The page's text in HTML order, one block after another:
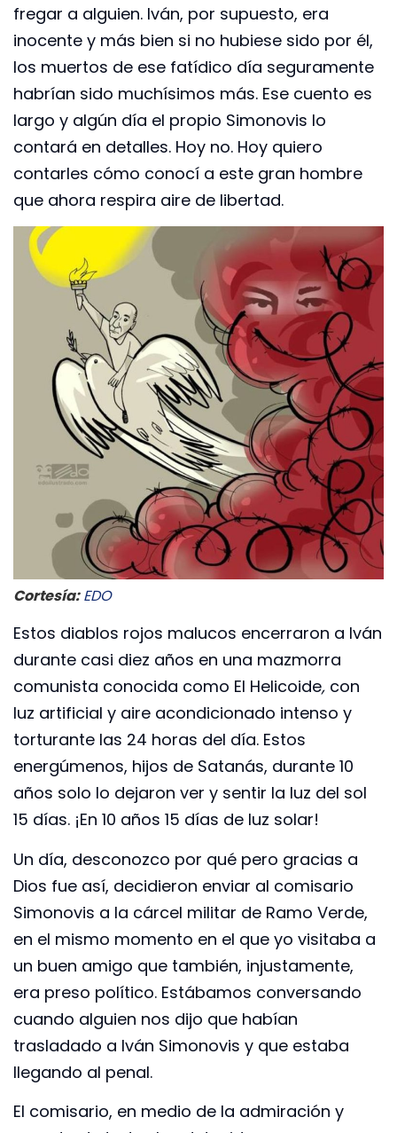
fregar a alguien. Iván, por supuesto, era
inocente y más bien si no hubiese sido por él,
los muertos de ese fatídico día seguramente
habrían sido muchísimos más. Ese cuento es
largo y algún día el propio Simonovis lo
contará en detalles. Hoy no. Hoy quiero
contarles cómo conocí a este gran hombre
que ahora respira aire de libertad.
Cortesía: EDO
Estos diablos rojos malucos encerraron a Iván
durante casi diez años en una mazmorra
comunista conocida como El Helicoide, con
luz artificial y aire acondicionado intenso y
torturante las 24 horas del día. Estos
energúmenos, hijos de Satanás, durante 10
años solo lo dejaron ver y sentir la luz del sol
15 días. ¡En 10 años 15 días de luz solar!
Un día, desconozco por qué pero gracias a
Dios fue así, decidieron enviar al comisario
Simonovis a la cárcel militar de Ramo Verde,
en el mismo momento en el que yo visitaba a
un buen amigo que también, injustamente,
era preso político. Estábamos conversando
cuando alguien nos dijo que habían
trasladado a Iván Simonovis y que estaba
llegando al penal.
El comisario, en medio de la admiración y